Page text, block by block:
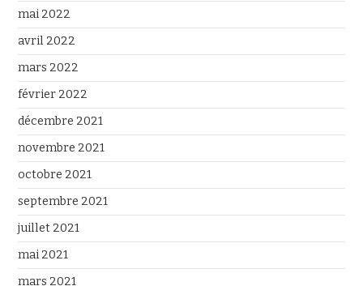
mai 2022
avril 2022
mars 2022
février 2022
décembre 2021
novembre 2021
octobre 2021
septembre 2021
juillet 2021
mai 2021
mars 2021